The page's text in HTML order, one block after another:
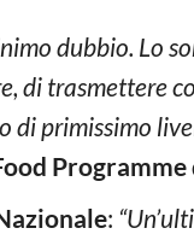
dubbio. Lo
di trasmettere
di primissimo
Programme
: